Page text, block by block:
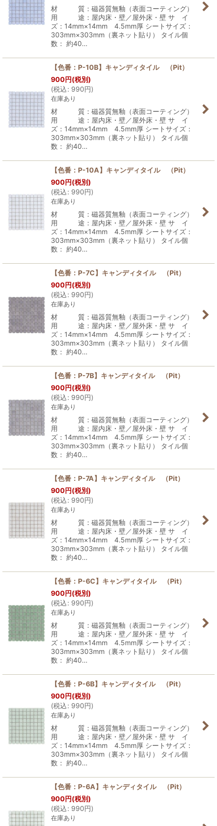
材 質：磁器質無釉（表面コーティング）
用 途：屋内床・壁／屋外床・壁 サ イ
ズ：14mm×14mm 4.5mm厚 シートサイズ：
303mm×303mm（裏ネット貼り） タイル個
数： 約40…
【色番：P-10B】キャンディタイル （Pit）
900円(税別)
(税込: 990円)
在庫あり
材 質：磁器質無釉（表面コーティング）
用 途：屋内床・壁／屋外床・壁 サ イ
ズ：14mm×14mm 4.5mm厚 シートサイズ：
303mm×303mm（裏ネット貼り） タイル個
数： 約40…
【色番：P-10A】キャンディタイル （Pit）
900円(税別)
(税込: 990円)
在庫あり
材 質：磁器質無釉（表面コーティング）
用 途：屋内床・壁／屋外床・壁 サ イ
ズ：14mm×14mm 4.5mm厚 シートサイズ：
303mm×303mm（裏ネット貼り） タイル個
数： 約40…
【色番：P-7C】キャンディタイル （Pit）
900円(税別)
(税込: 990円)
在庫あり
材 質：磁器質無釉（表面コーティング）
用 途：屋内床・壁／屋外床・壁 サ イ
ズ：14mm×14mm 4.5mm厚 シートサイズ：
303mm×303mm（裏ネット貼り） タイル個
数： 約40…
【色番：P-7B】キャンディタイル （Pit）
900円(税別)
(税込: 990円)
在庫あり
材 質：磁器質無釉（表面コーティング）
用 途：屋内床・壁／屋外床・壁 サ イ
ズ：14mm×14mm 4.5mm厚 シートサイズ：
303mm×303mm（裏ネット貼り） タイル個
数： 約40…
【色番：P-7A】キャンディタイル （Pit）
900円(税別)
(税込: 990円)
在庫あり
材 質：磁器質無釉（表面コーティング）
用 途：屋内床・壁／屋外床・壁 サ イ
ズ：14mm×14mm 4.5mm厚 シートサイズ：
303mm×303mm（裏ネット貼り） タイル個
数： 約40…
【色番：P-6C】キャンディタイル （Pit）
900円(税別)
(税込: 990円)
在庫あり
材 質：磁器質無釉（表面コーティング）
用 途：屋内床・壁／屋外床・壁 サ イ
ズ：14mm×14mm 4.5mm厚 シートサイズ：
303mm×303mm（裏ネット貼り） タイル個
数： 約40…
【色番：P-6B】キャンディタイル （Pit）
900円(税別)
(税込: 990円)
在庫あり
材 質：磁器質無釉（表面コーティング）
用 途：屋内床・壁／屋外床・壁 サ イ
ズ：14mm×14mm 4.5mm厚 シートサイズ：
303mm×303mm（裏ネット貼り） タイル個
数： 約40…
【色番：P-6A】キャンディタイル （Pit）
900円(税別)
(税込: 990円)
在庫あり